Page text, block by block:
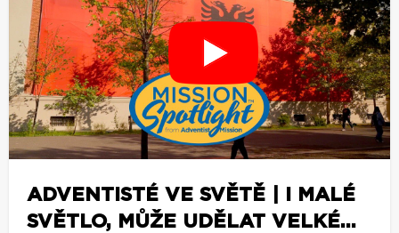
ADVENTISTÉ VE SVĚTĚ | I MALÉ
SVĚTLO, MŮŽE UDĚLAT VELKÉ...